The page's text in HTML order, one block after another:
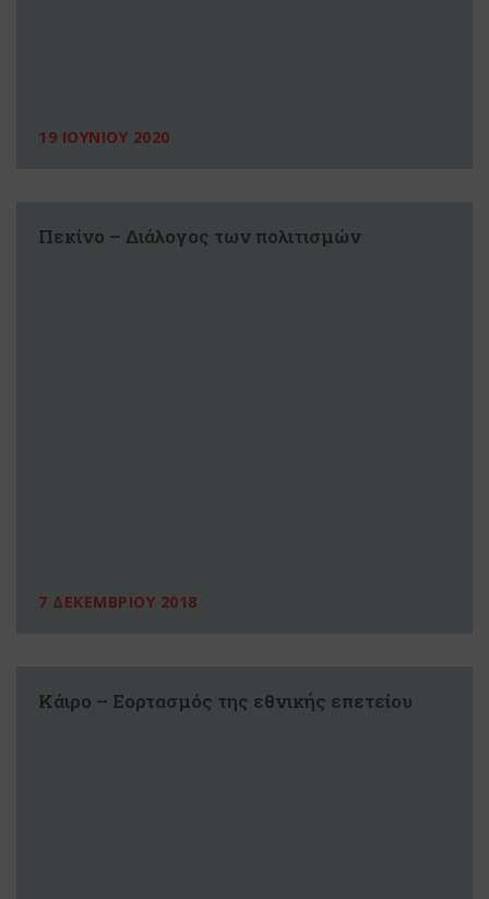
19 ΙΟΥΝΙΟΥ 2020
Πεκίνο – Διάλογος των πολιτισμών
7 ΔΕΚΕΜΒΡΙΟΥ 2018
Κάιρο – Εορτασμός της εθνικής επετείου